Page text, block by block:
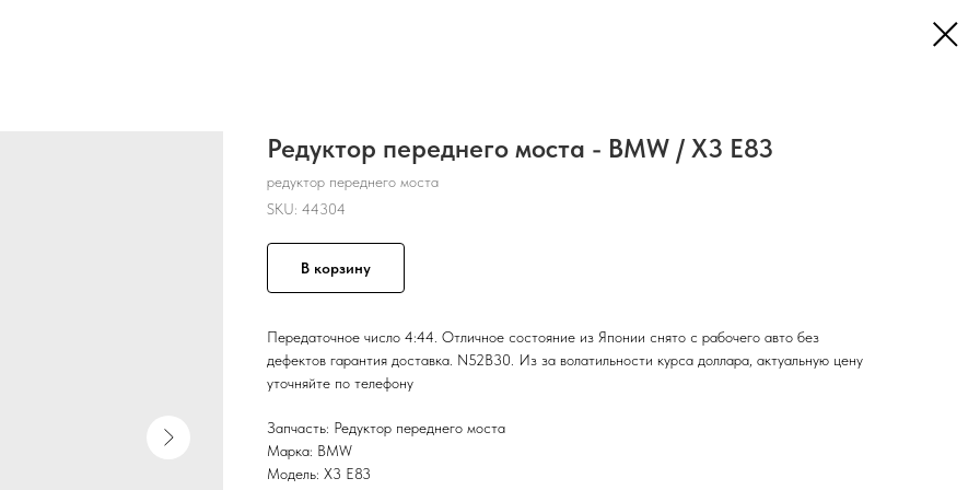
Редуктор переднего моста - BMW / X3 E83
редуктор переднего моста
SKU: 44304
В корзину
Передаточное число 4:44. Отличное состояние из Японии снято с рабочего авто без
дефектов гарантия доставка. N52B30. Из за волатильности курса доллара, актуальную цену
уточняйте по телефону
Запчасть: Редуктор переднего моста
Марка: BMW
Модель: X3 E83